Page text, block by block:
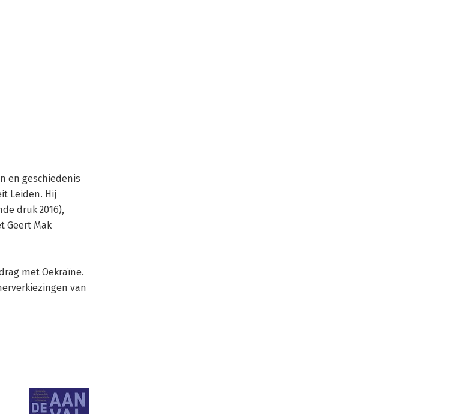
en geschiedenis
Leiden. Hij
druk 2016),
Geert Mak
met Oekraïne.
van